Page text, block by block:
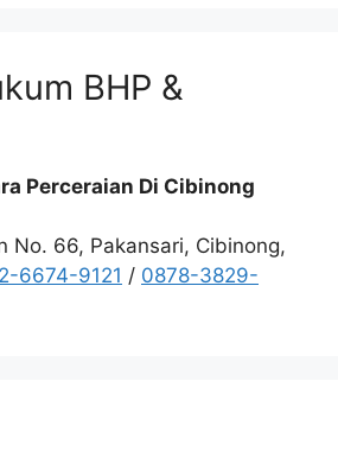
BHP &
Perceraian Di Cibinong
No. 66, Pakansari, Cibinong,
6674-9121 / 0878-3829-